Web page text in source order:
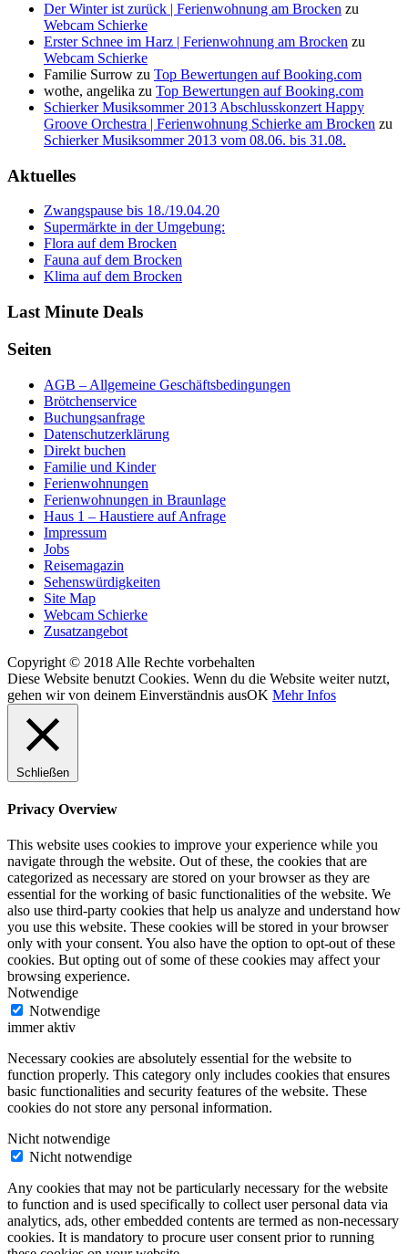
Der Winter ist zurück | Ferienwohnung am Brocken zu
Webcam Schierke
Erster Schnee im Harz | Ferienwohnung am Brocken zu
Webcam Schierke
Familie Surrow zu Top Bewertungen auf Booking.com
wothe, angelika zu Top Bewertungen auf Booking.com
Schierker Musiksommer 2013 Abschlusskonzert Happy
Groove Orchestra | Ferienwohnung Schierke am Brocken zu
Schierker Musiksommer 2013 vom 08.06. bis 31.08.
Aktuelles
Zwangspause bis 18./19.04.20
Supermärkte in der Umgebung:
Flora auf dem Brocken
Fauna auf dem Brocken
Klima auf dem Brocken
Last Minute Deals
Seiten
AGB – Allgemeine Geschäftsbedingungen
Brötchenservice
Buchungsanfrage
Datenschutzerklärung
Direkt buchen
Familie und Kinder
Ferienwohnungen
Ferienwohnungen in Braunlage
Haus 1 – Haustiere auf Anfrage
Impressum
Jobs
Reisemagazin
Sehenswürdigkeiten
Site Map
Webcam Schierke
Zusatzangebot
Copyright © 2018 Alle Rechte vorbehalten
Diese Website benutzt Cookies. Wenn du die Website weiter nutzt,
gehen wir von deinem Einverständnis ausOK Mehr Infos
Schließen
Privacy Overview
This website uses cookies to improve your experience while you
navigate through the website. Out of these, the cookies that are
categorized as necessary are stored on your browser as they are
essential for the working of basic functionalities of the website. We
also use third-party cookies that help us analyze and understand how
you use this website. These cookies will be stored in your browser
only with your consent. You also have the option to opt-out of these
cookies. But opting out of some of these cookies may affect your
browsing experience.
Notwendige
Notwendige
immer aktiv
Necessary cookies are absolutely essential for the website to
function properly. This category only includes cookies that ensures
basic functionalities and security features of the website. These
cookies do not store any personal information.
Nicht notwendige
Nicht notwendige
Any cookies that may not be particularly necessary for the website
to function and is used specifically to collect user personal data via
analytics, ads, other embedded contents are termed as non-necessary
cookies. It is mandatory to procure user consent prior to running